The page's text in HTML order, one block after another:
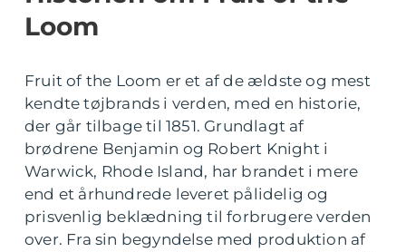
Loom
Fruit of the Loom er et af de ældste og mest
kendte tøjbrands i verden, med en historie,
der går tilbage til 1851. Grundlagt af
brødrene Benjamin og Robert Knight i
Warwick, Rhode Island, har brandet i mere
end et århundrede leveret pålidelig og
prisvenlig beklædning til forbrugere verden
over. Fra sin begyndelse med produktion af